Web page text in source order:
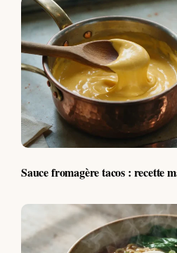
Sauce fromagère tacos : recette